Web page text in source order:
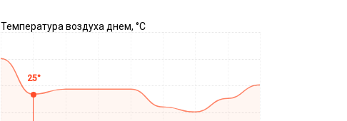
Температура воздуха днем, °C
25°